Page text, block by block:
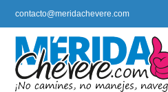
contacto@meridachevere.com